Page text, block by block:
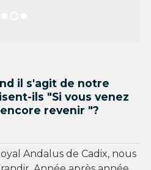
il s'agit de notre
ils "Si vous venez
revenir "?
Andalus de Cadix, nous